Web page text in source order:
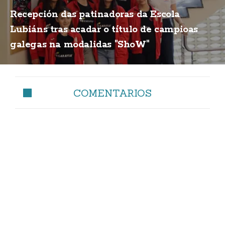
Recepción das patinadoras da Escola
Lubiáns tras acadar o título de campioas
galegas na modalidas "ShoW"
COMENTARIOS